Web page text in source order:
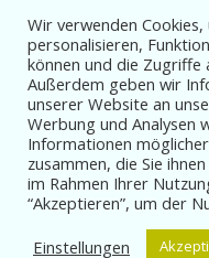
HAUSI ZU
Wir verwenden
personalisieren,
können und die Zugriffe
Außerdem geben wir
unserer Website an
Werbung und Analysen
Informationen
zusammen, die Sie
im Rahmen Ihrer
“Akzeptieren”, um der
Einstellungen